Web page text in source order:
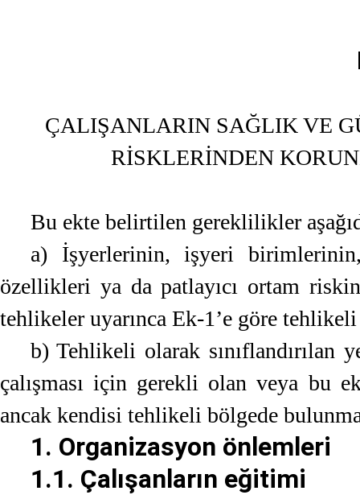
ÇALIŞANLARIN SAĞLIK VE
RİSKLERİNDEN
Bu ekte belirtilen gereklilikler
a) İşyerlerinin, işyeri
özellikleri ya da patlayıcı ortam
tehlikeler uyarınca Ek-1’e göre
b) Tehlikeli olarak sınıflandırılan
çalışması için gerekli olan veya bu
ancak kendisi tehlikeli bölgede
1. Organizasyon önlemleri
1.1. Çalışanların eğitimi